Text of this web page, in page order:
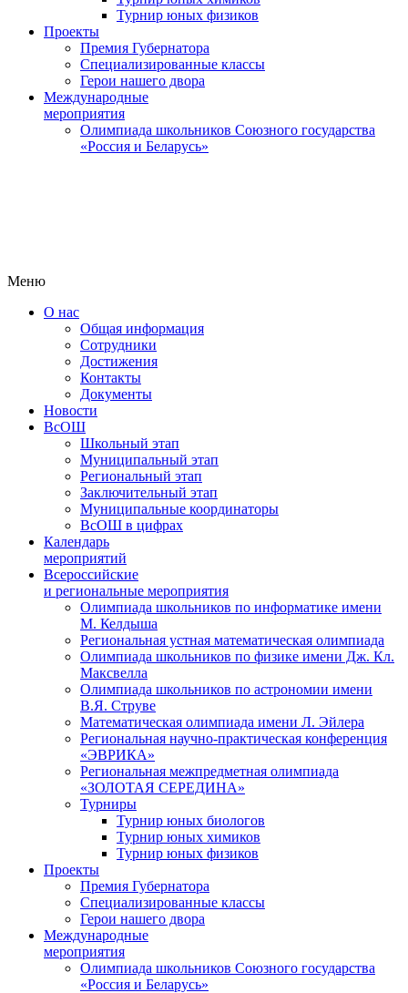
Турнир юных физиков
Проекты
Премия Губернатора
Специализированные классы
Герои нашего двора
Международные
мероприятия
Олимпиада школьников Союзного государства
«Россия и Беларусь»
Меню
О нас
Общая информация
Сотрудники
Достижения
Контакты
Документы
Новости
ВсОШ
Школьный этап
Муниципальный этап
Региональный этап
Заключительный этап
Муниципальные координаторы
ВсОШ в цифрах
Календарь
мероприятий
Всероссийские
и региональные мероприятия
Олимпиада школьников по информатике имени
М. Келдыша
Региональная устная математическая олимпиада
Олимпиада школьников по физике имени Дж. Кл.
Максвелла
Олимпиада школьников по астрономии имени
В.Я. Струве
Математическая олимпиада имени Л. Эйлера
Региональная научно-практическая конференция
«ЭВРИКА»
Региональная межпредметная олимпиада
«ЗОЛОТАЯ СЕРЕДИНА»
Турниры
Турнир юных биологов
Турнир юных химиков
Турнир юных физиков
Проекты
Премия Губернатора
Специализированные классы
Герои нашего двора
Международные
мероприятия
Олимпиада школьников Союзного государства
«Россия и Беларусь»